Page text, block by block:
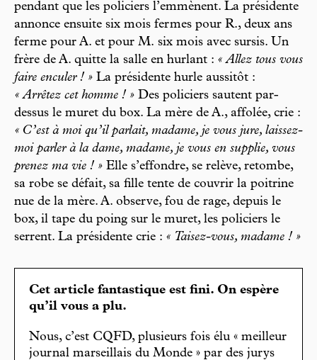
pendant que les policiers l’emmènent. La présidente
annonce ensuite six mois fermes pour R., deux ans
ferme pour A. et pour M. six mois avec sursis. Un
frère de A. quitte la salle en hurlant : « Allez tous vous
faire enculer ! » La présidente hurle aussitôt :
« Arrêtez cet homme ! » Des policiers sautent par-
dessus le muret du box. La mère de A., affolée, crie :
« C’est à moi qu’il parlait, madame, je vous jure, laissez-
moi parler à la dame, madame, je vous en supplie, vous
prenez ma vie ! » Elle s’effondre, se relève, retombe,
sa robe se défait, sa fille tente de couvrir la poitrine
nue de la mère. A. observe, fou de rage, depuis le
box, il tape du poing sur le muret, les policiers le
serrent. La présidente crie : « Taisez-vous, madame ! »
Cet article fantastique est fini. On espère
qu’il vous a plu.
Nous, c’est CQFD, plusieurs fois élu « meilleur
journal marseillais du Monde » par des jurys